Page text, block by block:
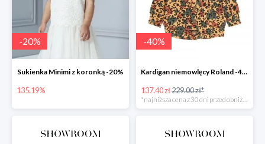
-20%
Sukienka Minimi z koronką -20%
135.19%
-40%
Kardigan niemowlęcy Roland -40%
137.40 zł229.00 zł*
*najniższa cena z 30 dni przed obniżką